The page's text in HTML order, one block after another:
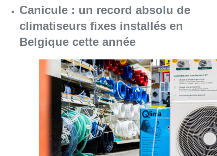
07 août 2026Consulter l'article "Canicule : un record
Le RWDM récolte déjà 100.000
euros pour financer sa
reconstruction